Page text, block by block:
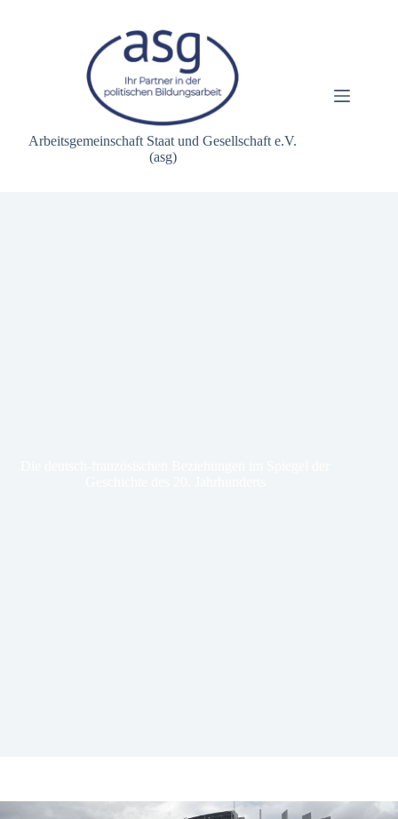
Arbeitsgemeinschaft Staat und Gesellschaft e.V.
(asg)